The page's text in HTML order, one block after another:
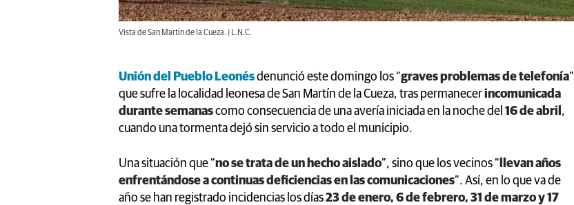
Vista de San Martín de la Cueza. | L.N.C.
Unión del Pueblo Leonésdenunció este domingo los “graves problemas de telefonía”
que sufre la localidad leonesa de San Martín de la Cueza, tras permanecerincomunicada
durante semanascomo consecuencia de una avería iniciada en la noche del 16 de abril ,
cuando una tormenta dejó sin servicio a todo el municipio.
Una situación que “no se trata de un hecho aislado”, sino que los vecinos “ llevan años
enfrentándose a continuas deficiencias en las comunicaciones”. Así, en lo que va de
año se han registrado incidencias los días23 de enero, 6 de febrero, 31 de marzo y 17